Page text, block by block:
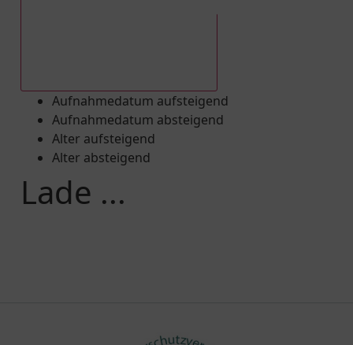
Aufnahmedatum aufsteigend
Aufnahmedatum absteigend
Alter aufsteigend
Alter absteigend
Lade ...